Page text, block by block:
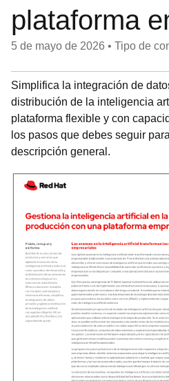
plataforma
5 de mayo de 2026 • Tipo de
Simplifica la integración de
distribución de la inteligencia
plataforma flexible y con
los pasos que debes seguir
descripción general.